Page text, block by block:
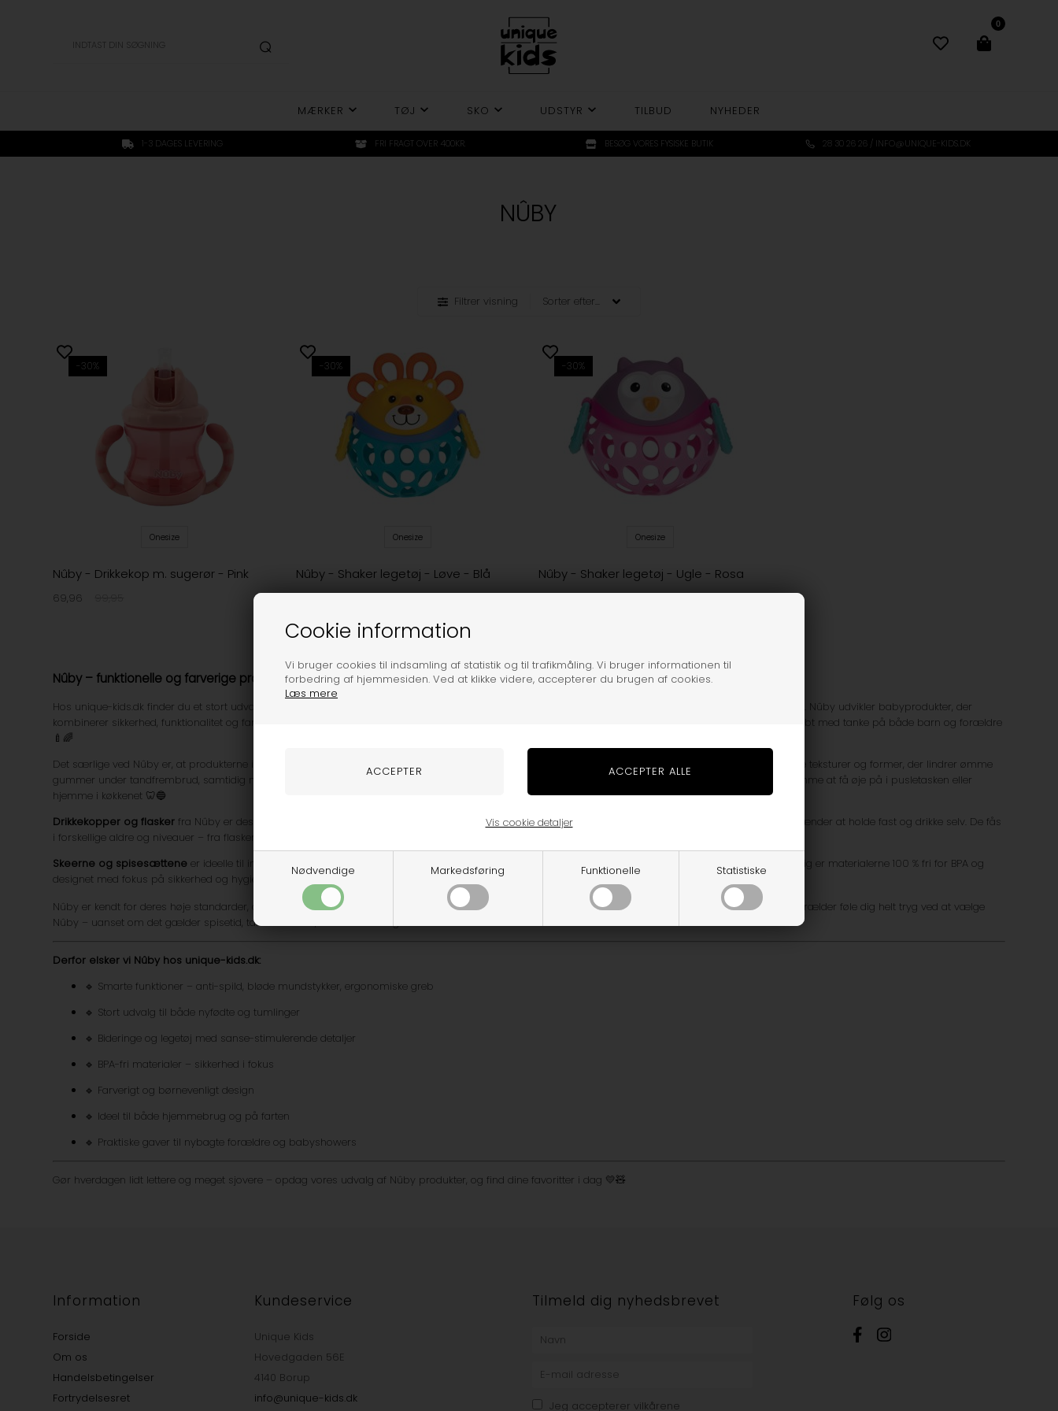
Cookie information
Vi bruger cookies til indsamling af statistik og til trafikmåling. Vi bruger informationen til
forbedring af hjemmesiden. Ved at klikke videre, accepterer du brugen af cookies.
Læs mere
Nødvendige Markedsføring Funktionelle Statistiske
Vis cookie detaljer
0
MÆRKER TØJ SKO UDSTYR TILBUD NYHEDER
1-3 DAGES LEVERING FRI FRAGT OVER 400KR. BESØG VORES FYSISKE BUTIK 28 30 26 26 / INFO@UNIQUE-KIDS.DK
NÛBY
Filtrer visning
-30%
Onesize
Nûby - Drikkekop m. sugerør - Pink
69,96
-30%
Onesize
Nûby - Shaker legetøj - Løve - Blå
-30%
Onesize
Nûby - Shaker legetøj - Ugle - Rosa
Nûby – funktionelle og farverige produkter til baby og småbørn 👶💛
Hos unique-kids.dk finder du et stort udvalg af de populære og gennemtestede produkter fra
– et brand kendt og elsket af forældre over hele verden. Nûby udvikler babyprodukter, der
kombinerer sikkerhed, funktionalitet og farverigt design. Her finder du alt fra sutteflasker og drikkekopper til skeer, bideringe og babypleje – alt sammen skabt med tanke på både barn og forældre
🍼🌈
Det særlige ved Nûby er, at produkterne ikke kun er praktiske, men også stimulerer barnets sanser og udvikling. Eksempelvis har mange af deres bideringe teksturer og former, der lindrer ømme
gummer under tandfrembrud, samtidig med at de holder babyen nysgerrig og aktiv. De farverige designs gør produkterne spændende at bruge – og nemme at få øje på i pusletasken eller
hjemme i køkkenet 🦷🔵
Drikkekopper og flasker fra Nûby er designet med smarte funktioner som anti-spild, bløde tuddyser og ergonomiske greb, som gør det lettere for små hænder at holde fast og drikke selv. De fås
i forskellige aldre og niveauer – fra flasker med blød sut til kopper med sugerør og tud. Perfekt til overgangen fra flaske til selvstændig drikning 🧃👐
Skeerne og spisesættene er ideelle til introduktionen af fast føde. Med bløde kanter og børnevenligt design bliver spisetiden nemmere og sjovere. Samtidig er materialerne 100 % fri for BPA og
designet med fokus på sikkerhed og hygiejne 🍽️💧
Nûby er kendt for deres høje standarder, og mange af produkterne er udviklet i samarbejde med eksperter inden for børns sundhed. Derfor kan du som forælder føle dig helt tryg ved at vælge
Nûby – uanset om det gælder spisetid, tandfrembrud, drikketid eller leg.
Derfor elsker vi Nûby hos unique-kids.dk:
🔹 Smarte funktioner – anti-spild, bløde mundstykker, ergonomiske greb
🔹 Stort udvalg til både nyfødte og tumlinger
🔹 Bideringe og legetøj med sanse-stimulerende detaljer
🔹 BPA-fri materialer – sikkerhed i fokus
🔹 Farverigt og børnevenligt design
🔹 Ideel til både hjemmebrug og på farten
🔹 Praktiske gaver til nybagte forældre og babyshowers
Gør hverdagen lidt lettere og meget sjovere – opdag vores udvalg af Nûby produkter, og find dine favoritter i dag 💛🧸
Information
Forside
Om os
Handelsbetingelser
Fortrydelsesret
Kundeservice
Unique Kids
Hovedgaden 56E
4140 Borup
info@unique-kids.dk
Tilmeld dig nyhedsbrevet
Jeg accepterer vilkårene
Følg os